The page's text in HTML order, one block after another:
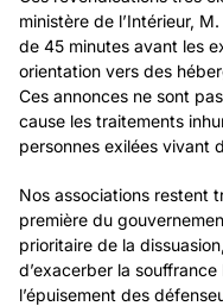
ministère de l’Intérieur,
de 45 minutes avant les
orientation vers des
Ces annonces ne sont
cause les traitements
personnes exilées vivant
Nos associations restent
première du
prioritaire de la
d’exacerber la
l’épuisement des